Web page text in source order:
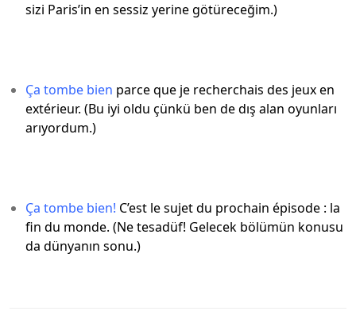
sizi Paris’in en sessiz yerine götüreceğim.)
Ça tombe bien parce que je recherchais des jeux en
extérieur. (Bu iyi oldu çünkü ben de dış alan oyunları
arıyordum.)
Ça tombe bien! C’est le sujet du prochain épisode : la
fin du monde. (Ne tesadüf! Gelecek bölümün konusu
da dünyanın sonu.)